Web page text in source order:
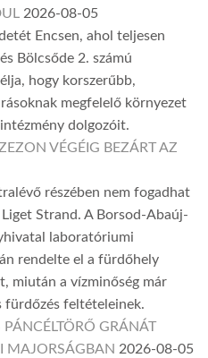
2026-08-05
Encsen, ahol teljesen
Bölcsőde 2. számú
hogy korszerűbb,
megfelelő környezet
dolgozóit.
VÉGÉIG BEZÁRT AZ
részében nem fogadhat
Strand. A Borsod-Abaúj-
laboratóriumi
rendelte el a fürdőhely
miután a vízminőség már
fürdőzés feltételeinek.
GRÁNÁT
MAJORSÁGBAN 2026-08-05